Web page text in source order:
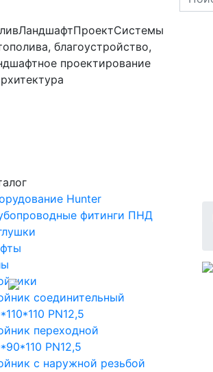
Системы
благоустройство,
проектирование
Hunter
фитинги ПНД
соединительный
PN12,5
переходной
PN12,5
с наружной резьбой